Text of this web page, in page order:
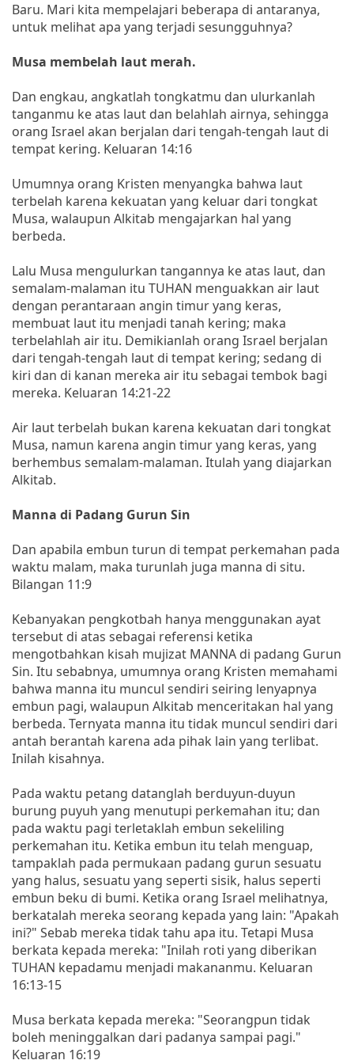
Baru. Mari kita mempelajari beberapa di antaranya,
untuk melihat apa yang terjadi sesungguhnya?
Musa membelah laut merah.
Dan engkau, angkatlah tongkatmu dan ulurkanlah
tanganmu ke atas laut dan belahlah airnya, sehingga
orang Israel akan berjalan dari tengah-tengah laut di
tempat kering. Keluaran 14:16
Umumnya orang Kristen menyangka bahwa laut
terbelah karena kekuatan yang keluar dari tongkat
Musa, walaupun Alkitab mengajarkan hal yang
berbeda.
Lalu Musa mengulurkan tangannya ke atas laut, dan
semalam-malaman itu TUHAN menguakkan air laut
dengan perantaraan angin timur yang keras,
membuat laut itu menjadi tanah kering; maka
terbelahlah air itu. Demikianlah orang Israel berjalan
dari tengah-tengah laut di tempat kering; sedang di
kiri dan di kanan mereka air itu sebagai tembok bagi
mereka. Keluaran 14:21-22
Air laut terbelah bukan karena kekuatan dari tongkat
Musa, namun karena angin timur yang keras, yang
berhembus semalam-malaman. Itulah yang diajarkan
Alkitab.
Manna di Padang Gurun Sin
Dan apabila embun turun di tempat perkemahan pada
waktu malam, maka turunlah juga manna di situ.
Bilangan 11:9
Kebanyakan pengkotbah hanya menggunakan ayat
tersebut di atas sebagai referensi ketika
mengotbahkan kisah mujizat MANNA di padang Gurun
Sin. Itu sebabnya, umumnya orang Kristen memahami
bahwa manna itu muncul sendiri seiring lenyapnya
embun pagi, walaupun Alkitab menceritakan hal yang
berbeda. Ternyata manna itu tidak muncul sendiri dari
antah berantah karena ada pihak lain yang terlibat.
Inilah kisahnya.
Pada waktu petang datanglah berduyun-duyun
burung puyuh yang menutupi perkemahan itu; dan
pada waktu pagi terletaklah embun sekeliling
perkemahan itu. Ketika embun itu telah menguap,
tampaklah pada permukaan padang gurun sesuatu
yang halus, sesuatu yang seperti sisik, halus seperti
embun beku di bumi. Ketika orang Israel melihatnya,
berkatalah mereka seorang kepada yang lain: "Apakah
ini?" Sebab mereka tidak tahu apa itu. Tetapi Musa
berkata kepada mereka: "Inilah roti yang diberikan
TUHAN kepadamu menjadi makananmu. Keluaran
16:13-15
Musa berkata kepada mereka: "Seorangpun tidak
boleh meninggalkan dari padanya sampai pagi."
Keluaran 16:19